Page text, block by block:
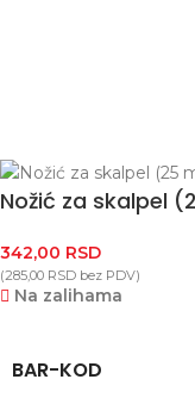
Nožić za skalpel
342,00 RSD
(285,00 RSD bez PDV)
Na zalihama
BAR-KOD